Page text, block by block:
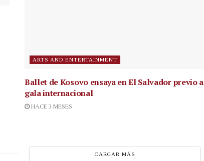
ARTS AND ENTERTAINMENT
Ballet de Kosovo ensaya en El Salvador previo a
gala internacional
HACE 3 MESES
CARGAR MÁS